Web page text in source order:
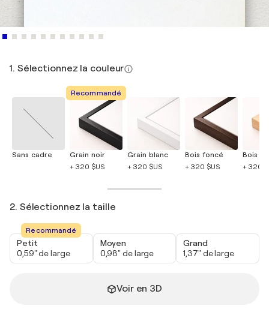
1. Sélectionnez la couleur
Sans cadre
Recommandé
Grain noir
+ 320 $US
Grain blanc
+ 320 $US
Bois foncé
+ 320 $US
Bois
+ 320
2. Sélectionnez la taille
Recommandé
Petit
0,59" de large
Moyen
0,98" de large
Grand
1,37" de large
Voir en 3D